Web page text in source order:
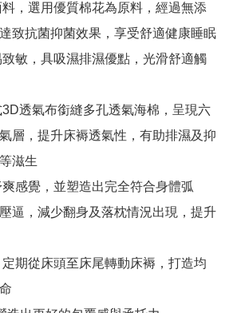
料，選用優質棉花為原料，經過無添
致抗菌抑菌效果，享受舒適健康睡眠
致敏，具吸濕排濕優點，光滑舒適觸
3D透氣布銜縫多孔透氣海棉，呈現六
層，提升床褥透氣性，有助排濕及抑
滋生
感覺，並塑造出完全符合身體弧
逼，減少翻身及落枕情況出現，提升
定期從床頭至床尾轉動床褥，打造均